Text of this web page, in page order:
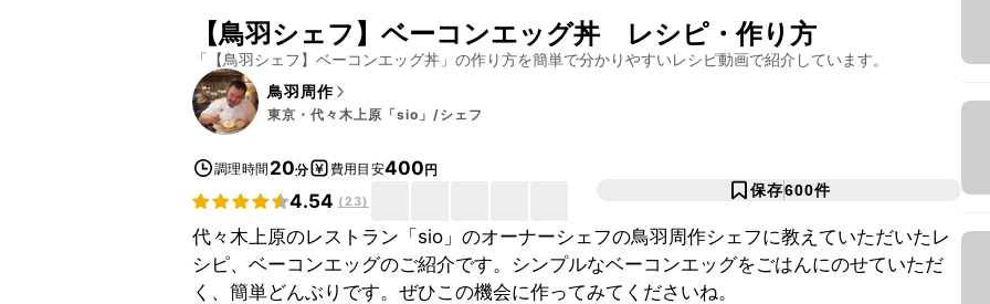
【鳥羽シェフ】ベーコンエッグ丼 レシピ・作り方
「 【鳥羽シェフ】ベーコンエッグ丼 」の作り方を簡単で分かりやすいレシピ動画で紹介しています。
鳥羽周作
東京・代々木上原「sio」/シェフ
調理時間 20分 費用目安400円
4.54 (23)
保存600件
代々木上原のレストラン「sio」のオーナーシェフの鳥羽周作シェフに教えていただいたレ
シピ、ベーコンエッグのご紹介です。シンプルなベーコンエッグをごはんにのせていただ
く、簡単どんぶりです。ぜひこの機会に作ってみてくださいね。